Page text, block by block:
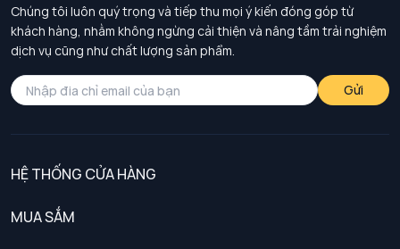
Chúng tôi luôn quý trọng và tiếp thu mọi ý kiến đóng góp từ
khách hàng, nhằm không ngừng cải thiện và nâng tầm trải nghiệm
dịch vụ cũng như chất lượng sản phẩm.
Gửi
HỆ THỐNG CỬA HÀNG
MUA SẮM